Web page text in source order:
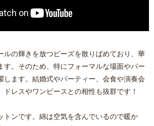
ルの輝きを放つビーズを散りばめており、華
す。そのため、特にフォーマルな場面やパー
します。結婚式やパーティー、会食や演奏会
ドレスやワンピースとの相性も抜群です！
トンです。綿は空気を含んでいるので暖か